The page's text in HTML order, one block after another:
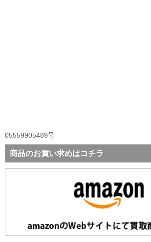
05559905489号
商品のお買い求めはコチラ